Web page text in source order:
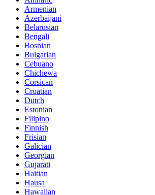
Armenian
Azerbaijani
Belarusian
Bengali
Bosnian
Bulgarian
Cebuano
Chichewa
Corsican
Croatian
Dutch
Estonian
Filipino
Finnish
Frisian
Galician
Georgian
Gujarati
Haitian
Hausa
Hawaiian